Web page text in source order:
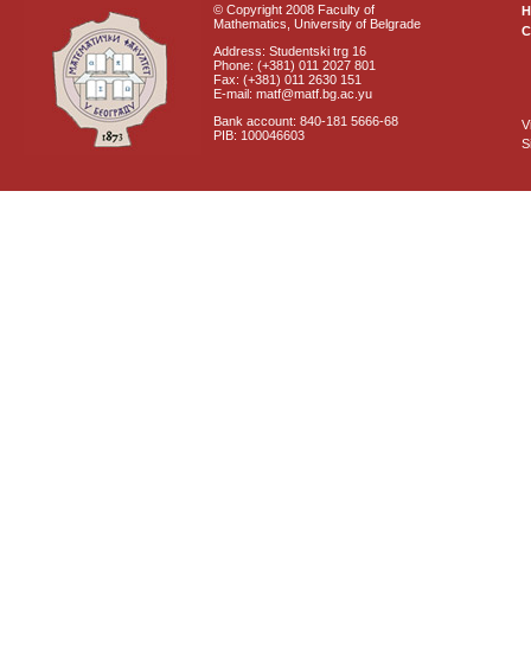
© Copyright 2008 Faculty of
Mathematics, University of Belgrade
Address: Studentski trg 16
Phone: (+381) 011 2027 801
Fax: (+381) 011 2630 151
E-mail: matf@matf.bg.ac.yu
Bank account: 840-181 5666-68
PIB: 100046603